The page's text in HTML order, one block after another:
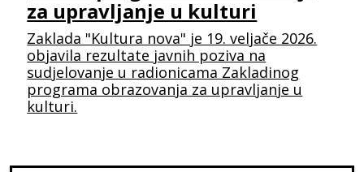
za upravljanje u kulturi
Zaklada "Kultura nova" je 19. veljače 2026.
objavila rezultate javnih poziva na
sudjelovanje u radionicama Zakladinog
programa obrazovanja za upravljanje u
kulturi.